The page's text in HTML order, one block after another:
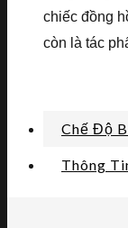
chiếc đồng
còn là tác
Chế Độ
Thông